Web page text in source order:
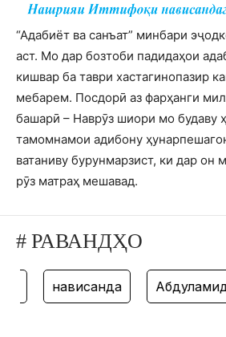
“Адабиёт ва санъат” минбари
аст. Мо дар бозтоби падидаҳои
кишвар ба таври хастагинопазир
мебарем. Посдорӣ аз фарҳанги
башарӣ – Наврӯз шиори мо будаву
тамомнамои адибону
ватаниву бурунмарзист, ки дар он
рӯз матраҳ мешавад.
# РАВАНДҲО
нависанда